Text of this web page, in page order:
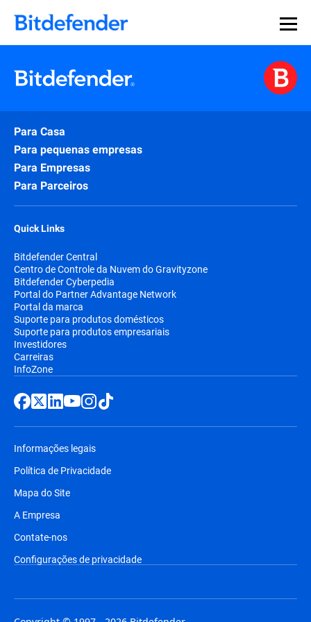
Para Casa
Para pequenas empresas
Para Empresas
Para Parceiros
Quick Links
Bitdefender Central
Centro de Controle da Nuvem do Gravityzone
Bitdefender Cyberpedia
Portal do Partner Advantage Network
Portal da marca
Suporte para produtos domésticos
Suporte para produtos empresariais
Investidores
Carreiras
InfoZone
Informações legais
Política de Privacidade
Mapa do Site
A Empresa
Contate-nos
Configurações de privacidade